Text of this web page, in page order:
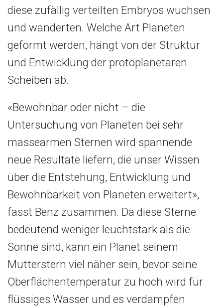
diese zufällig verteilten Embryos wuchsen
und wanderten. Welche Art Planeten
geformt werden, hängt von der Struktur
und Entwicklung der protoplanetaren
Scheiben ab.
«Bewohnbar oder nicht – die
Untersuchung von Planeten bei sehr
massearmen Sternen wird spannende
neue Resultate liefern, die unser Wissen
über die Entstehung, Entwicklung und
Bewohnbarkeit von Planeten erweitert»,
fasst Benz zusammen. Da diese Sterne
bedeutend weniger leuchtstark als die
Sonne sind, kann ein Planet seinem
Mutterstern viel näher sein, bevor seine
Oberflächentemperatur zu hoch wird für
flüssiges Wasser und es verdampfen